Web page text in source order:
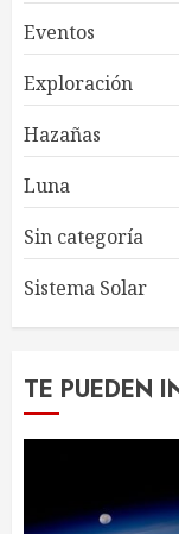
Eventos
Exploración
Hazañas
Luna
Sin categoría
Sistema Solar
TE PUEDEN